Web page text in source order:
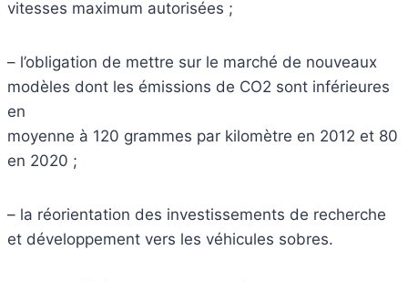
vitesses maximum autorisées ;
– l’obligation de mettre sur le marché de nouveaux
modèles dont les émissions de CO2 sont inférieures
en
moyenne à 120 grammes par kilomètre en 2012 et 80
en 2020 ;
– la réorientation des investissements de recherche
et développement vers les véhicules sobres.